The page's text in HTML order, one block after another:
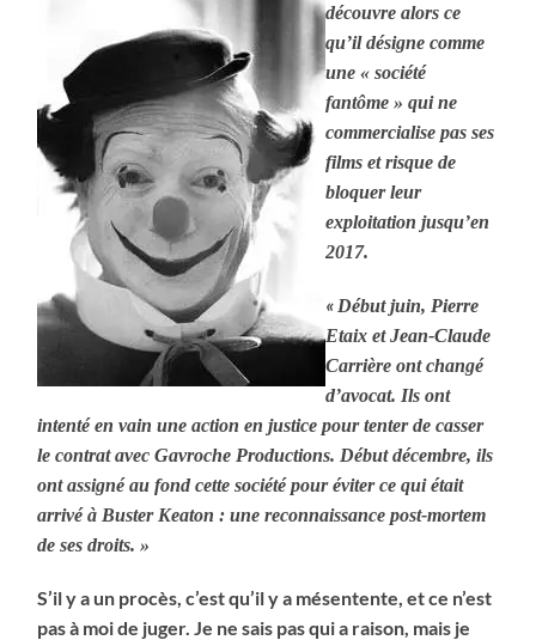
découvre alors ce
qu’il désigne comme
une « société
fantôme » qui ne
commercialise pas ses
films et risque de
bloquer leur
exploitation jusqu’en
2017.
« Début juin, Pierre
Etaix et Jean-Claude
Carrière ont changé
d’avocat. Ils ont
intenté en vain une action en justice pour tenter de casser
le contrat avec Gavroche Productions. Début décembre, ils
ont assigné au fond cette société pour éviter ce qui était
arrivé à Buster Keaton : une reconnaissance post-mortem
de ses droits. »
S’il y a un procès, c’est qu’il y a mésentente, et ce n’est
pas à moi de juger. Je ne sais pas qui a raison, mais je